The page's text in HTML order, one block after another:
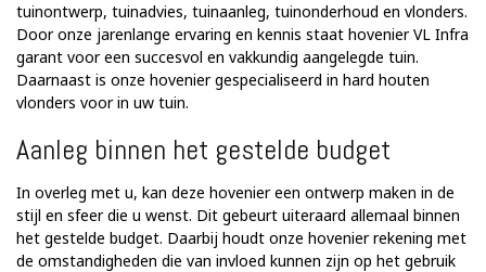
tuinontwerp, tuinadvies, tuinaanleg, tuinonderhoud en vlonders.
Door onze jarenlange ervaring en kennis staat hovenier VL Infra
garant voor een succesvol en vakkundig aangelegde tuin.
Daarnaast is onze hovenier gespecialiseerd in hard houten
vlonders voor in uw tuin.
Aanleg binnen het gestelde budget
In overleg met u, kan deze hovenier een ontwerp maken in de
stijl en sfeer die u wenst. Dit gebeurt uiteraard allemaal binnen
het gestelde budget. Daarbij houdt onze hovenier rekening met
de omstandigheden die van invloed kunnen zijn op het gebruik